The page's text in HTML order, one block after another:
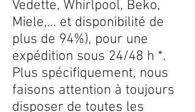
Vedette, Whirlpool, Beko,
Miele,... et disponibilité de
plus de 94%), pour une
expédition sous 24/48 h *.
Plus spécifiquement, nous
faisons attention à toujours
disposer de toutes les